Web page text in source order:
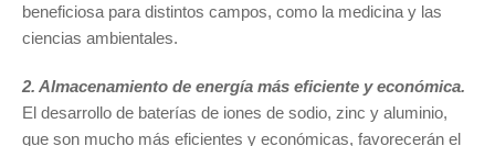
beneficiosa para distintos campos, como la medicina y las
ciencias ambientales.
2. Almacenamiento de energía más eficiente y económica.
El desarrollo de baterías de iones de sodio, zinc y aluminio,
que son mucho más eficientes y económicas, favorecerán el